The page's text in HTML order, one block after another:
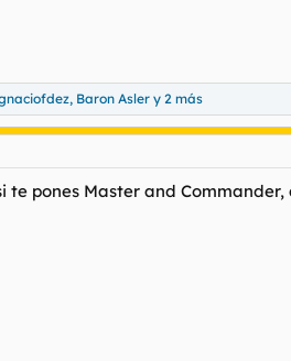
, Baron Asler y 2 más
te pones Master and